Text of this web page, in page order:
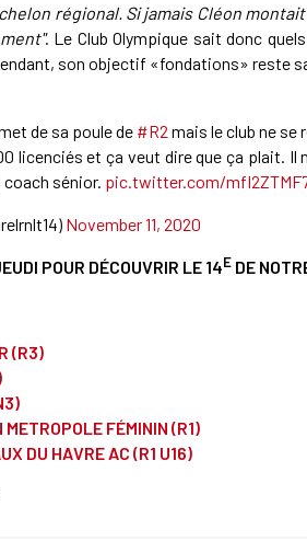
régional. Si jamais Cléon
. Le Club Olympique sait donc
son objectif «fondations» reste
de sa poule de #R2 mais le club ne se
licenciés et ça veut dire que ça plait. Il
coach sénior. pic.twitter.com/
November 11, 2020
POUR DÉCOUVRIR LE 14E DE
(R3)
FÉMININ (R1)
DU HAVRE AC (R1 U16)